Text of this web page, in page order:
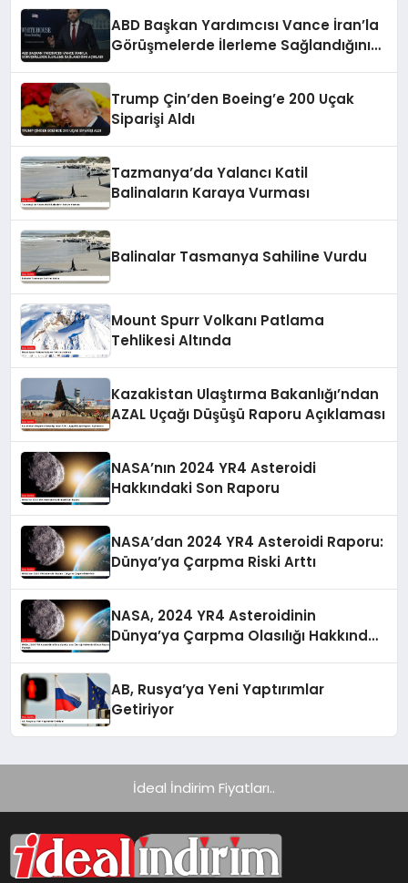
ABD Başkan Yardımcısı Vance İran’la
Görüşmelerde İlerleme Sağlandığını
Trump Çin’den Boeing’e 200 Uçak
Siparişi Aldı
Tazmanya’da Yalancı Katil
Balinaların Karaya Vurması
Balinalar Tasmanya Sahiline Vurdu
Mount Spurr Volkanı Patlama
Tehlikesi Altında
Kazakistan Ulaştırma Bakanlığı’ndan
AZAL Uçağı Düşüşü Raporu Açıklaması
NASA’nın 2024 YR4 Asteroidi
Hakkındaki Son Raporu
NASA’dan 2024 YR4 Asteroidi Raporu:
Dünya’ya Çarpma Riski Arttı
NASA, 2024 YR4 Asteroidinin
Dünya’ya Çarpma Olasılığı Hakkında
AB, Rusya’ya Yeni Yaptırımlar
Getiriyor
İdeal İndirim Fiyatları..